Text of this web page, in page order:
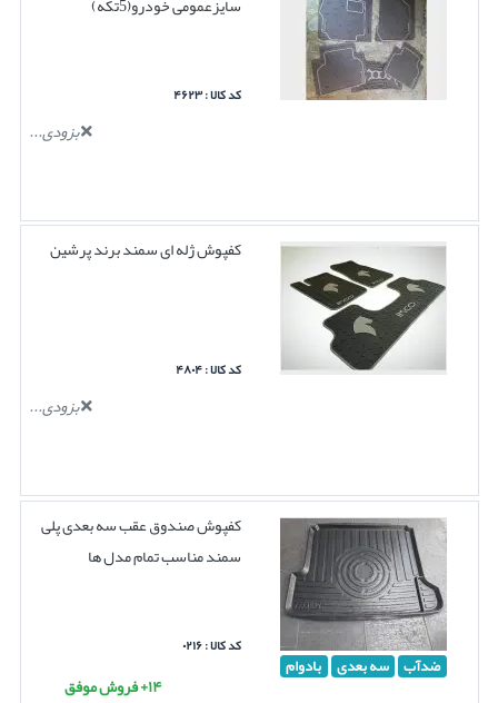
کد کالا : ۴۶۲۳
بزودی...
کفپوش ژله ای سمند برند پرشین
کد کالا : ۴۸۰۴
بزودی...
ضدآب سه بعدی بادوام
کفپوش صندوق عقب سه بعدی پلی
سمند مناسب تمام مدل ها
کد کالا : ۰۲۱۶
۱۴+ فروش موفق